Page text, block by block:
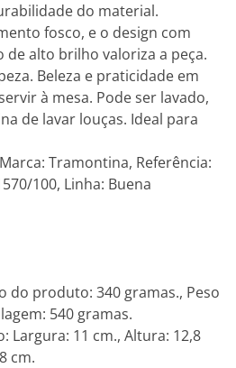
do material.
fosco, e o design com
alto brilho valoriza a peça.
Beleza e praticidade em
à mesa. Pode ser lavado,
de lavar louças. Ideal para
Tramontina, Referência:
100, Linha: Buena
do produto: 340 gramas., Peso
540 gramas.
Largura: 11 cm., Altura: 12,8
cm.